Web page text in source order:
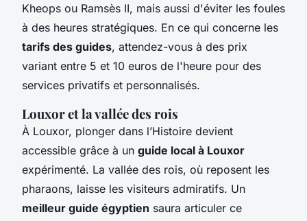
Kheops ou Ramsès II, mais aussi d'éviter les foules
à des heures stratégiques. En ce qui concerne les
tarifs des guides, attendez-vous à des prix
variant entre 5 et 10 euros de l'heure pour des
services privatifs et personnalisés.
Louxor et la vallée des rois
À Louxor, plonger dans l’Histoire devient
accessible grâce à un guide local à Louxor
expérimenté. La vallée des rois, où reposent les
pharaons, laisse les visiteurs admiratifs. Un
meilleur guide égyptien saura articuler ce